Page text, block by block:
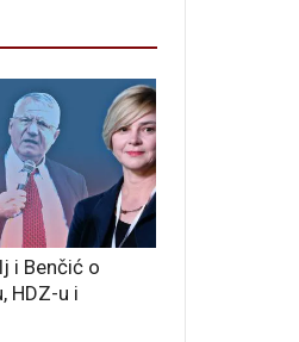
i Benčić o
HDZ-u i